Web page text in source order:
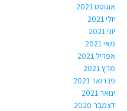
אוגוסט 2021
יולי 2021
יוני 2021
מאי 2021
אפריל 2021
מרץ 2021
פברואר 2021
ינואר 2021
דצמבר 2020